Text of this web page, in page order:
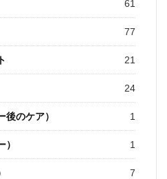
61
77
21
24
後のケア） 1
1
7